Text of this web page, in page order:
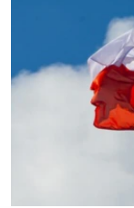
МУЛЬТИМЕДІА
СПЕЦПРОЄКТИ